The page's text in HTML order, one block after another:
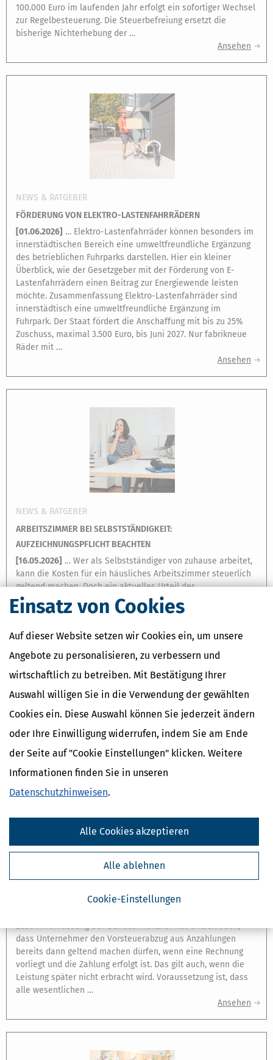
Einsatz von Cookies
Auf dieser Website setzen wir Cookies ein, um unsere
Angebote zu personalisieren, zu verbessern und
wirtschaftlich zu betreiben. Mit Bestätigung Ihrer
Auswahl willigen Sie in die Verwendung der gewählten
Cookies ein. Diese Auswahl können Sie jederzeit ändern
oder Ihre Einwilligung widerrufen, indem Sie am Ende
der Seite auf "Cookie Einstellungen" klicken. Weitere
Informationen finden Sie in unseren
Datenschutzhinweisen.
Cookie-Einstellungen
Alle ablehnen
Alle Cookies akzeptieren
100.000 Euro im laufenden Jahr erfolgt ein sofortiger Wechsel
zur Regelbesteuerung. Die Steuerbefreiung ersetzt die
bisherige Nichterhebung der …
Ansehen
NEWS & RATGEBER
FÖRDERUNG VON ELEKTRO-LASTENFAHRRÄDERN
[01.06.2026] … Elektro-Lastenfahrräder können besonders im
innerstädtischen Bereich eine umweltfreundliche Ergänzung
des betrieblichen Fuhrparks darstellen. Hier ein kleiner
Überblick, wie der Gesetzgeber mit der Förderung von E-
Lastenfahrrädern einen Beitrag zur Energiewende leisten
möchte. Zusammenfassung Elektro-Lastenfahrräder sind
innerstädtisch eine umweltfreundliche Ergänzung im
Fuhrpark. Der Staat fördert die Anschaffung mit bis zu 25%
Zuschuss, maximal 3.500 Euro, bis Juni 2027. Nur fabrikneue
Räder mit …
Ansehen
NEWS & RATGEBER
ARBEITSZIMMER BEI SELBSTSTÄNDIGKEIT:
AUFZEICHNUNGSPFLICHT BEACHTEN
[16.05.2026] … Wer als Selbstständiger von zuhause arbeitet,
kann die Kosten für ein häusliches Arbeitszimmer steuerlich
geltend machen. Doch ein aktuelles Urteil des
Bundesfinanzhofs (BFH) zeigt: Ohne die richtige
Dokumentation geht der Steuervorteil verloren.
häusliches Arbeitszimmer steuerlich absetzen. Der
Bundesfinanzhof verlangt aber eine laufende, getrennte und
detaillierte Dokumentation aller Aufwendungen. Eine bloße
Sammlung von Belegen reicht nicht …
Ansehen
die Vorsteuer aus Anzahlungen ziehen dürfen, wenn die
Zusammenfassung Der Bundesfinanzhof hat entschieden,
dass Unternehmer den Vorsteuerabzug aus Anzahlungen
bereits dann geltend machen dürfen, wenn eine Rechnung
vorliegt und die Zahlung erfolgt ist. Das gilt auch, wenn die
Leistung später nicht erbracht wird. Voraussetzung ist, dass
alle wesentlichen …
Ansehen